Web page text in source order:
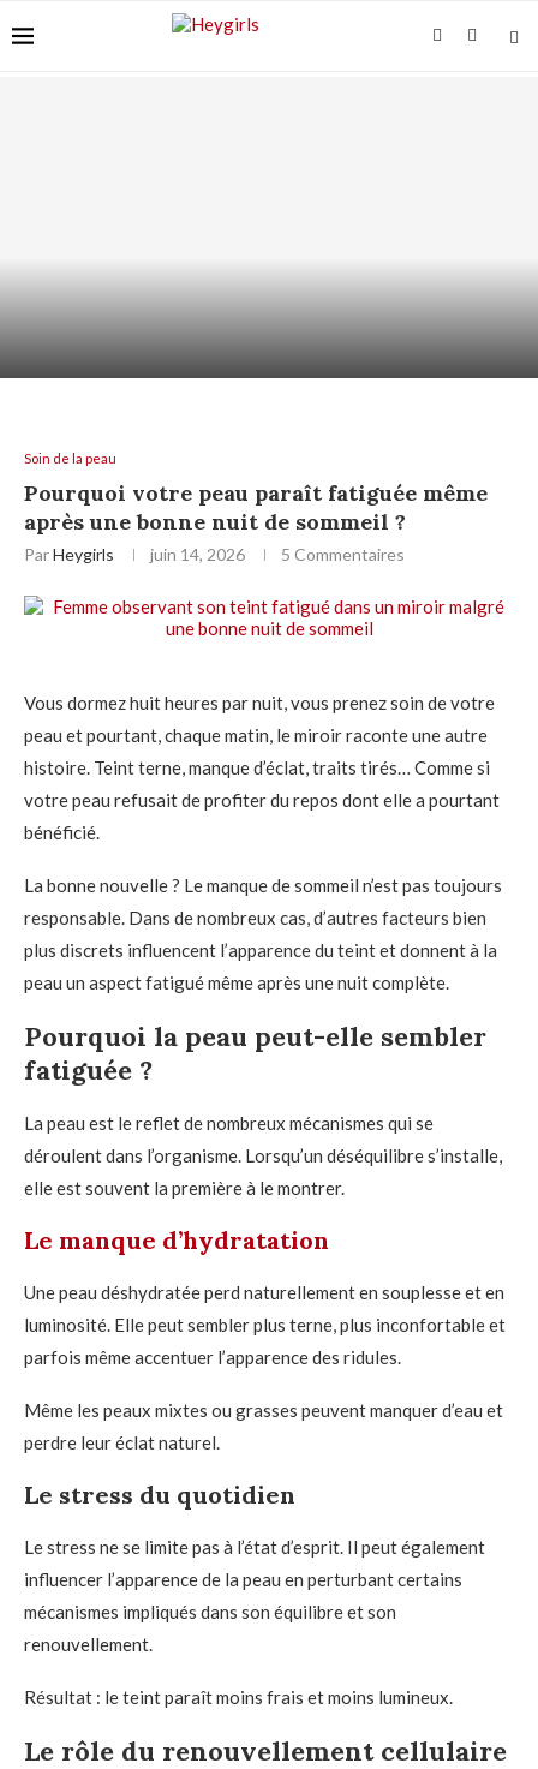
Soin de la peau
Pourquoi votre peau paraît fatiguée même
après une bonne nuit de sommeil ?
ParHeygirls juin 14, 2026 5 Commentaires
Vous dormez huit heures par nuit, vous prenez soin de votre
peau et pourtant, chaque matin, le miroir raconte une autre
histoire. Teint terne, manque d’éclat, traits tirés… Comme si
votre peau refusait de profiter du repos dont elle a pourtant
bénéficié.
La bonne nouvelle ? Le manque de sommeil n’est pas toujours
responsable. Dans de nombreux cas, d’autres facteurs bien
plus discrets influencent l’apparence du teint et donnent à la
peau un aspect fatigué même après une nuit complète.
Pourquoi la peau peut-elle sembler
fatiguée ?
La peau est le reflet de nombreux mécanismes qui se
déroulent dans l’organisme. Lorsqu’un déséquilibre s’installe,
elle est souvent la première à le montrer.
Le manque d’hydratation
Une peau déshydratée perd naturellement en souplesse et en
luminosité. Elle peut sembler plus terne, plus inconfortable et
parfois même accentuer l’apparence des ridules.
Même les peaux mixtes ou grasses peuvent manquer d’eau et
perdre leur éclat naturel.
Le stress du quotidien
Le stress ne se limite pas à l’état d’esprit. Il peut également
influencer l’apparence de la peau en perturbant certains
mécanismes impliqués dans son équilibre et son
renouvellement.
Résultat : le teint paraît moins frais et moins lumineux.
Le rôle du renouvellement cellulaire